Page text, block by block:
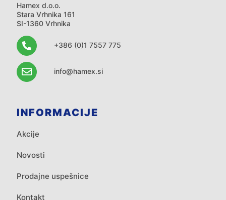
Hamex d.o.o.
Stara Vrhnika 161
SI-1360 Vrhnika
+386 (0)1 7557 775
info@hamex.si
INFORMACIJE
Akcije
Novosti
Prodajne uspešnice
Kontakt